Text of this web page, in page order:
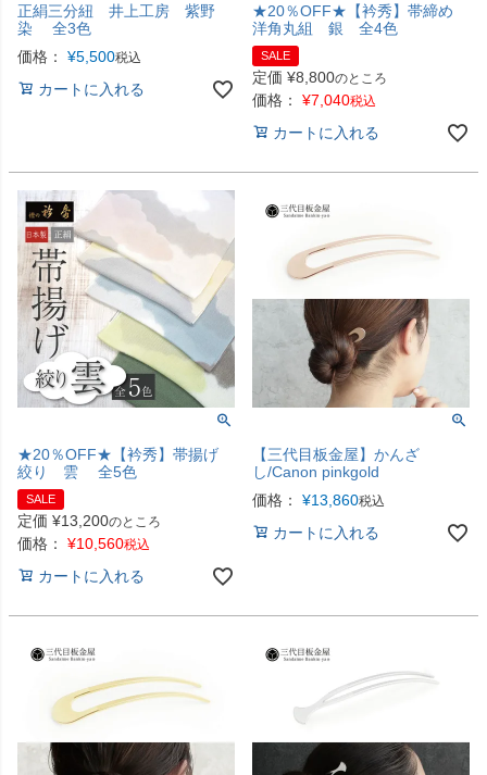
正絹三分紐 井上工房 紫野
染 全3色
価格：
¥5,500税込
カートに入れる
★20％OFF★【衿秀】帯締め
洋角丸組 銀 全4色
SALE
定価 ¥8,800のところ
価格： ¥7,040税込
カートに入れる
★20％OFF★【衿秀】帯揚げ
絞り 雲 全5色
SALE
定価 ¥13,200のところ
価格： ¥10,560税込
カートに入れる
【三代目板金屋】かんざ
し/Canon pinkgold
価格：
¥13,860税込
カートに入れる